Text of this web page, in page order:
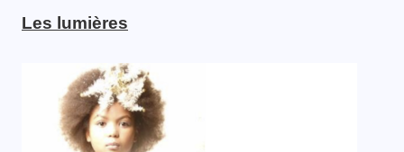
Les lumières